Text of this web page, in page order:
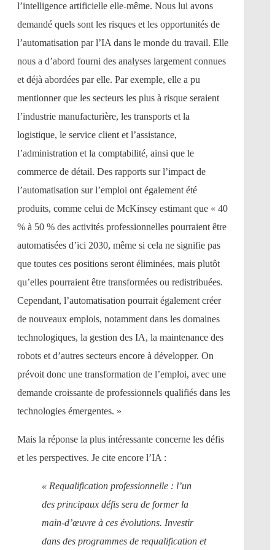
l’intelligence artificielle elle-même. Nous lui avons
demandé quels sont les risques et les opportunités de
l’automatisation par l’IA dans le monde du travail. Elle
nous a d’abord fourni des analyses largement connues
et déjà abordées par elle. Par exemple, elle a pu
mentionner que les secteurs les plus à risque seraient
l’industrie manufacturière, les transports et la
logistique, le service client et l’assistance,
l’administration et la comptabilité, ainsi que le
commerce de détail. Des rapports sur l’impact de
l’automatisation sur l’emploi ont également été
produits, comme celui de McKinsey estimant que « 40
% à 50 % des activités professionnelles pourraient être
automatisées d’ici 2030, même si cela ne signifie pas
que toutes ces positions seront éliminées, mais plutôt
qu’elles pourraient être transformées ou redistribuées.
Cependant, l’automatisation pourrait également créer
de nouveaux emplois, notamment dans les domaines
technologiques, la gestion des IA, la maintenance des
robots et d’autres secteurs encore à développer. On
prévoit donc une transformation de l’emploi, avec une
demande croissante de professionnels qualifiés dans les
technologies émergentes. »
Mais la réponse la plus intéressante concerne les défis
et les perspectives. Je cite encore l’IA :
« Requalification professionnelle : l’un
des principaux défis sera de former la
main-d’œuvre à ces évolutions. Investir
dans des programmes de requalification et